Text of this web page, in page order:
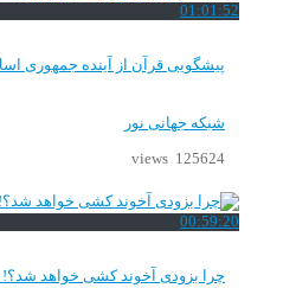
01:01:52
پیشگویی قرآن از آینده جمهوری
شبکه جهانی نور
125624 views
00:59:20
چرا بزودی آخوند کشی خواهد شد؟!